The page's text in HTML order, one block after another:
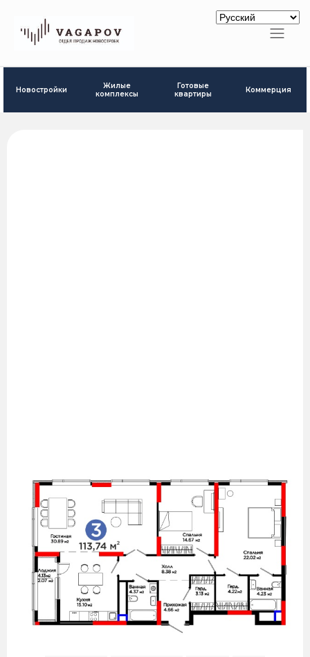
Новостройки
Жилые
комплексы
Готовые
квартиры
Коммерция